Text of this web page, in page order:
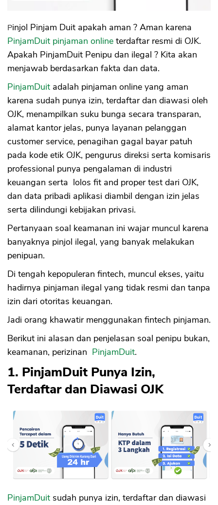
Pinjol Pinjam Duit apakah aman ? Aman karena
PinjamDuit pinjaman online terdaftar resmi di OJK.
Apakah PinjamDuit Penipu dan ilegal ? Kita akan
menjawab berdasarkan fakta dan data.
PinjamDuit adalah pinjaman online yang aman
karena sudah punya izin, terdaftar dan diawasi oleh
OJK, menampilkan suku bunga secara transparan,
alamat kantor jelas, punya layanan pelanggan
customer service, penagihan gagal bayar patuh
pada kode etik OJK, pengurus direksi serta komisaris
professional punya pengalaman di industri
keuangan serta lolos fit and proper test dari OJK,
dan data pribadi aplikasi diambil dengan izin jelas
serta dilindungi kebijakan privasi.
Pertanyaan soal keamanan ini wajar muncul karena
banyaknya pinjol ilegal, yang banyak melakukan
penipuan.
Di tengah kepopuleran fintech, muncul ekses, yaitu
hadirnya pinjaman ilegal yang tidak resmi dan tanpa
izin dari otoritas keuangan.
Jadi orang khawatir menggunakan fintech pinjaman.
Berikut ini alasan dan penjelasan soal penipu bukan,
keamanan, perizinan PinjamDuit.
1. PinjamDuit Punya Izin,
Terdaftar dan Diawasi OJK
PinjamDuit sudah punya izin, terdaftar dan diawasi